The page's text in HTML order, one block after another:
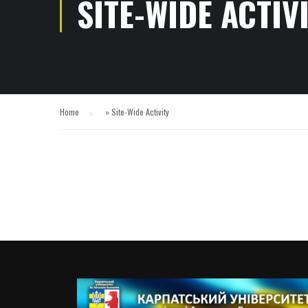
SITE-WIDE
Home »Site-Wide Activity